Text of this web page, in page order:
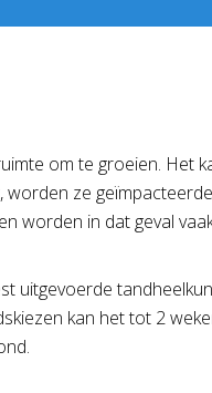
om te groeien. Het
ze
worden in dat geval
uitgevoerde
kan het tot 2